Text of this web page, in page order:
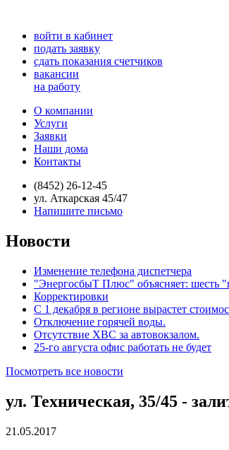
войти в кабинет
подать заявку
сдать показания счетчиков
вакансии
на работу
О компании
Услуги
Заявки
Наши дома
Контакты
(8452) 26-12-45
ул. Аткарская 45/47
Напишите письмо
Новости
Изменение телефона диспетчера
"ЭнергосбыТ Плюс" объясняет: шесть
Корректировки
С 1 декабря в регионе вырастет
Отключение горячей воды.
Отсутствие ХВС за автовокзалом.
25-го августа офис работать не будет
Посмотреть все новости
ул. Техническая, 35/45 -
21.05.2017